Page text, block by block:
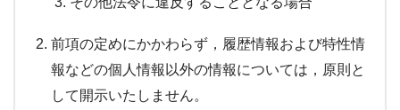
前項の定めにかかわらず，履歴情報および特性情
報などの個人情報以外の情報については，原則と
して開示いたしません。